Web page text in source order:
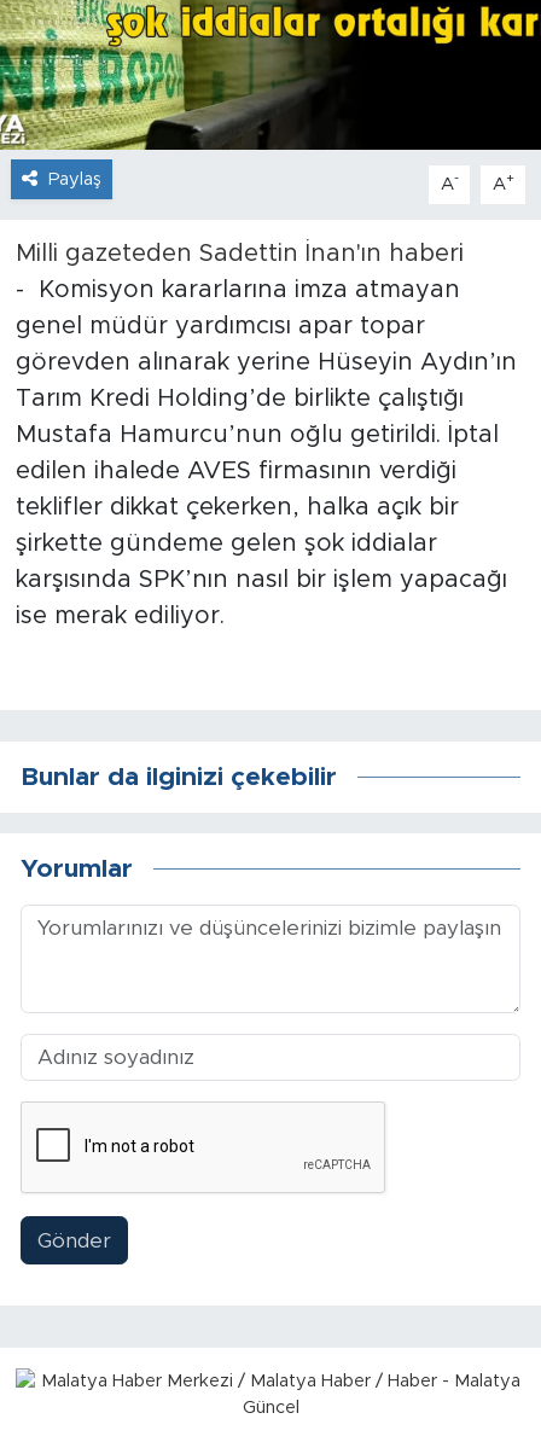
Paylaş A- A+
Milli gazeteden Sadettin İnan'ın haberi
- Komisyon kararlarına imza atmayan
genel müdür yardımcısı apar topar
görevden alınarak yerine Hüseyin Aydın’ın
Tarım Kredi Holding’de birlikte çalıştığı
Mustafa Hamurcu’nun oğlu getirildi. İptal
edilen ihalede AVES firmasının verdiği
teklifler dikkat çekerken, halka açık bir
şirkette gündeme gelen şok iddialar
karşısında SPK’nın nasıl bir işlem yapacağı
ise merak ediliyor.
Bunlar da ilginizi çekebilir
Yorumlar
Gönder
Yazıhan
Kuluncak
Yeşilyurt
Doğanyol
Arapgir
Battalgazi
Darende
Doğanşehir
Pütürge
Sinema
Siyaset